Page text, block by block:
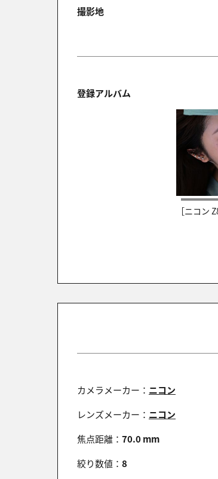
撮影地
登録アルバム
カメラメーカー： ニコン
レンズメーカー： ニコン
焦点距離： 70.0 mm
絞り数値： 8